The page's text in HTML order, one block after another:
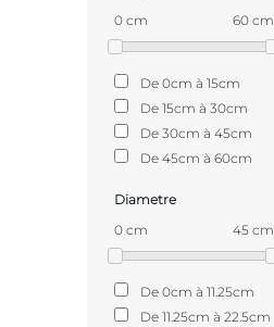
0 cm
60 cm
De 0cm à 15cm
De 15cm à 30cm
De 30cm à 45cm
De 45cm à 60cm
Diametre
0 cm
45 cm
De 0cm à 11.25cm
De 11.25cm à 22.5cm